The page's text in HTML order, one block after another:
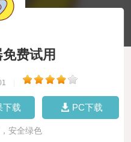
费试用
下载 PC下载
安全绿色